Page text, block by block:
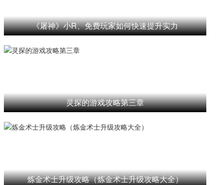
《屠神》小R、免费玩家如何快速提升实力
灵探的游戏攻略第三章
炼金术士升级攻略（炼金术士升级攻略大全）